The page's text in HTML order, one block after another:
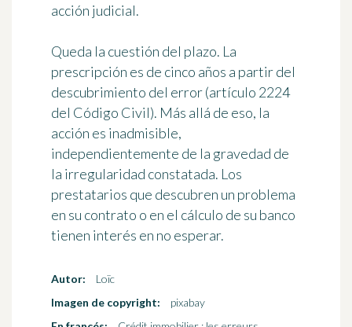
acción judicial.
Queda la cuestión del plazo. La
prescripción es de cinco años a partir del
descubrimiento del error (artículo 2224
del Código Civil). Más allá de eso, la
acción es inadmisible,
independientemente de la gravedad de
la irregularidad constatada. Los
prestatarios que descubren un problema
en su contrato o en el cálculo de su banco
tienen interés en no esperar.
Autor:
Loïc
Imagen de copyright:
pixabay